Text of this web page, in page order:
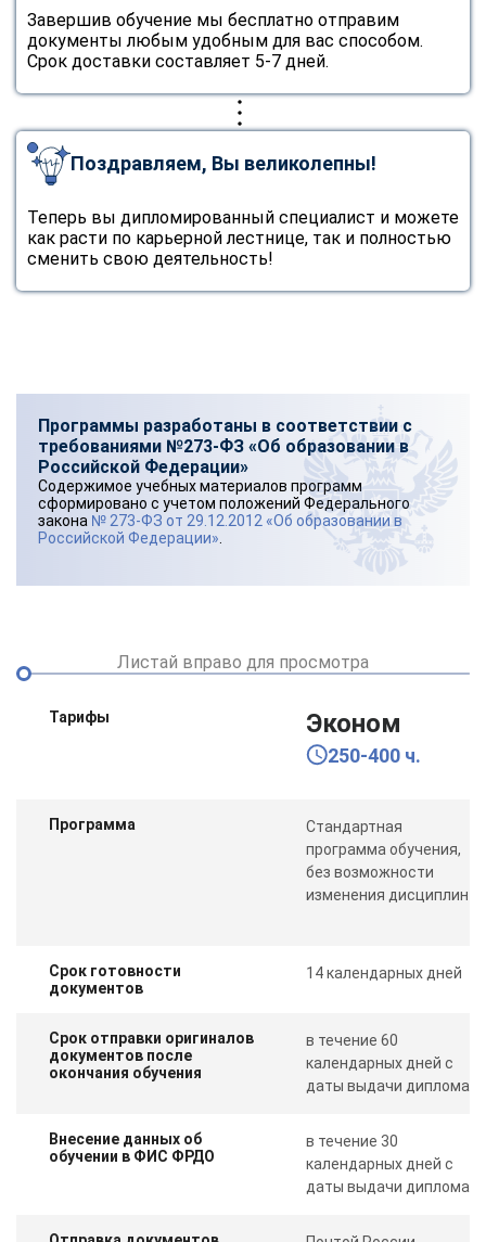
Завершив обучение мы бесплатно отправим
документы любым удобным для вас способом.
Срок доставки составляет 5-7 дней.
Поздравляем, Вы великолепны!
Теперь вы дипломированный специалист и можете
как расти по карьерной лестнице, так и полностью
сменить свою деятельность!
Программы разработаны в соответствии с
требованиями №273-ФЗ «Об образовании в
Российской Федерации»
Содержимое учебных материалов программ
сформировано с учетом положений Федерального
закона № 273-ФЗ от 29.12.2012 «Об образовании в
Российской Федерации»
Листай вправо для просмотра
Тарифы Эконом
250-400 ч.
Программа
Стандартная
программа обучения,
без возможности
изменения дисциплин
Срок готовности
документов
14 календарных дней
Срок отправки оригиналов
документов после
окончания обучения
в течение 60
календарных дней с
даты выдачи диплома
Внесение данных об
обучении в ФИС ФРДО
в течение 30
календарных дней с
даты выдачи диплома